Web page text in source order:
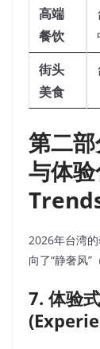
高端
餐饮
街头
美食
第二
与体
2026年台湾
向了“静奢风”
7. 体验